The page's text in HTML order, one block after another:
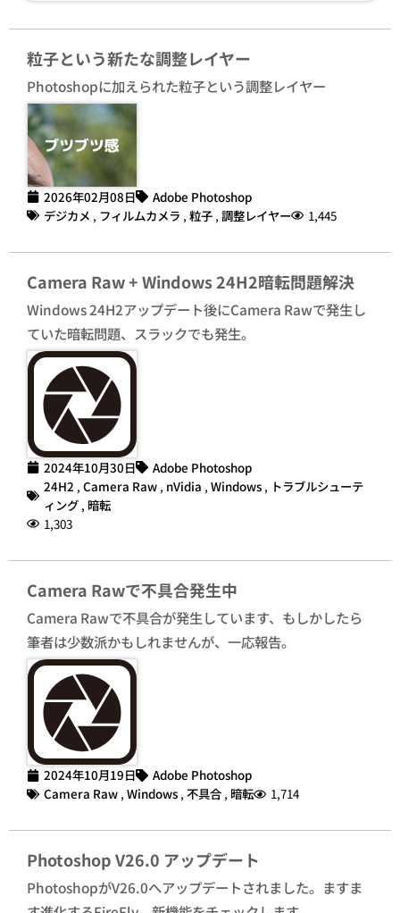
粒子という新たな調整レイヤー
Photoshopに加えられた粒子という調整レイヤー
2026年02月08日
Adobe Photoshop
デジカメ , フィルムカメラ , 粒子 , 調整レイヤー 1,445
Camera Raw + Windows 24H2暗転問題解決
Windows 24H2アップデート後にCamera Rawで発生し
ていた暗転問題、スラックでも発生。
2024年10月30日
Adobe Photoshop
24H2 , Camera Raw , nVidia , Windows , トラブルシューテ
ィング , 暗転
1,303
Camera Rawで不具合発生中
Camera Rawで不具合が発生しています、もしかしたら
筆者は少数派かもしれませんが、一応報告。
2024年10月19日
Adobe Photoshop
Camera Raw , Windows , 不具合 , 暗転 1,714
Photoshop V26.0 アップデート
PhotoshopがV26.0へアップデートされました。ますま